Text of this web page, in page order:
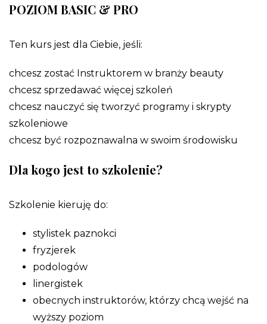
POZIOM BASIC & PRO
Ten kurs jest dla Ciebie, jeśli:
chcesz zostać Instruktorem w branży beauty
chcesz sprzedawać więcej szkoleń
chcesz nauczyć się tworzyć programy i skrypty
szkoleniowe
chcesz być rozpoznawalna w swoim środowisku
Dla kogo jest to szkolenie?
Szkolenie kieruję do:
stylistek paznokci
fryzjerek
podologów
linergistek
obecnych instruktorów, którzy chcą wejść na
wyższy poziom